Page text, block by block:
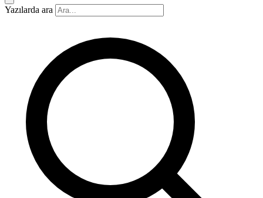
Yazılarda ara